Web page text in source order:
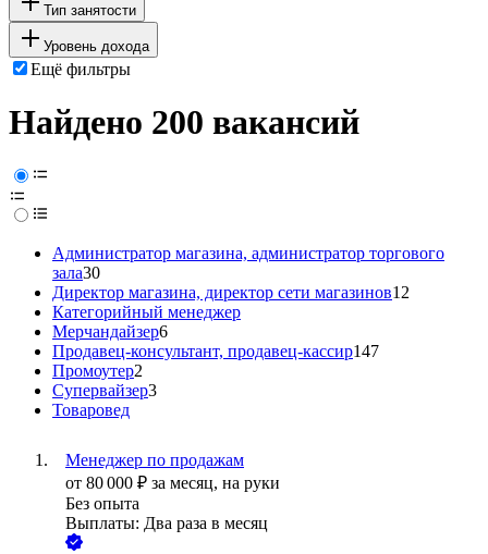
Тип занятости
Уровень дохода
Ещё фильтры
Найдено 200 вакансий
Администратор магазина, администратор торгового
зала30
Директор магазина, директор сети магазинов12
Категорийный менеджер
Мерчандайзер6
Продавец-консультант, продавец-кассир147
Промоутер2
Супервайзер3
Товаровед
Менеджер по продажам
от 80 000 ₽ за месяц, на руки
Без опыта
Выплаты: Два раза в месяц